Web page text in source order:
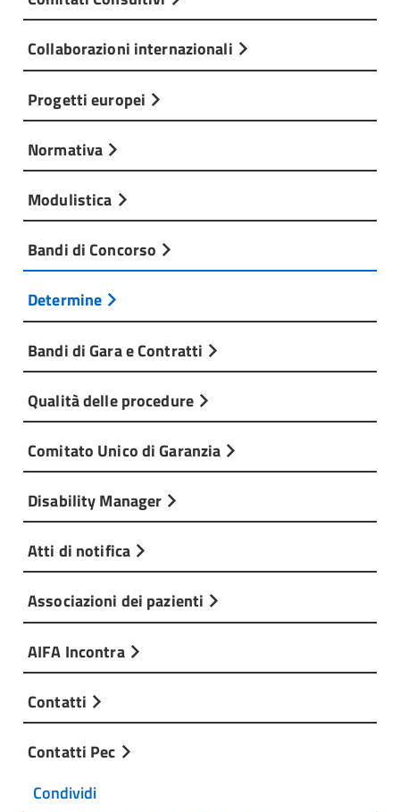
Collaborazioni internazionali
Progetti europei
Normativa
Modulistica
Bandi di Concorso
Determine
Bandi di Gara e Contratti
Qualità delle procedure
Comitato Unico di Garanzia
Disability Manager
Atti di notifica
Associazioni dei pazienti
AIFA Incontra
Contatti
Contatti Pec
Condividi